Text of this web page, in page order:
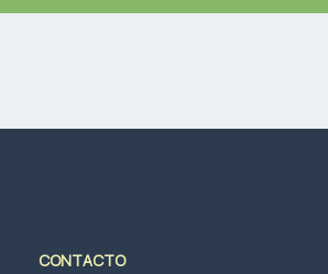
CONTACTO